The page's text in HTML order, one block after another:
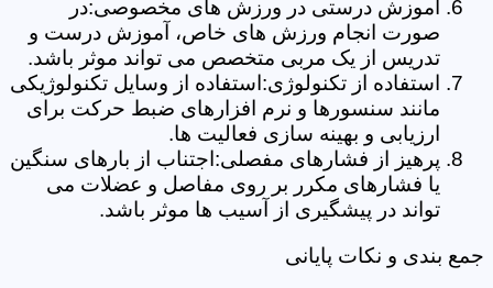
آموزش درستی در ورزش های مخصوصی:در
صورت انجام ورزش های خاص، آموزش درست و
تدریس از یک مربی متخصص می تواند موثر باشد.
استفاده از تکنولوژی:استفاده از وسایل تکنولوژیکی
مانند سنسورها و نرم افزارهای ضبط حرکت برای
ارزیابی و بهینه سازی فعالیت ها.
پرهیز از فشارهای مفصلی:اجتناب از بارهای سنگین
یا فشارهای مکرر بر روی مفاصل و عضلات می
تواند در پیشگیری از آسیب ها موثر باشد.
جمع بندی و نکات پایانی